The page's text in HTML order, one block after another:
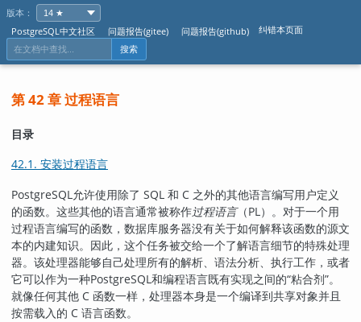
版本：
PostgreSQL中文社区
问题报告(gitee) 问题报告(github) 纠错本页面
搜索
第 42 章 过程语言
目录
42.1. 安装过程语言
PostgreSQL允许使用除了 SQL 和 C 之外的其他语言编写用户定义
的函数。这些其他的语言通常被称作过程语言（PL）。对于一个用
过程语言编写的函数，数据库服务器没有关于如何解释该函数的源文
本的内建知识。因此，这个任务被交给一个了解语言细节的特殊处理
器。该处理器能够自己处理所有的解析、语法分析、执行工作，或者
它可以作为一种PostgreSQL和编程语言既有实现之间的“粘合剂”。
就像任何其他 C 函数一样，处理器本身是一个编译到共享对象并且
按需载入的 C 语言函数。